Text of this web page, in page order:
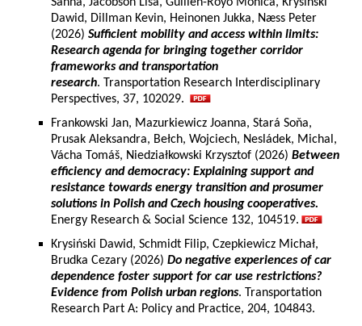
Dawid, Dillman Kevin, Heinonen Jukka, Næss Peter
(2026) Sufficient mobility and access within limits:
Research agenda for bringing together corridor
frameworks and transportation
research. Transportation Research Interdisciplinary
Perspectives, 37, 102029.
Frankowski Jan, Mazurkiewicz Joanna, Stará Soňa,
Prusak Aleksandra, Bełch, Wojciech, Nesládek, Michal,
Vácha Tomáš, Niedziałkowski Krzysztof (2026) Between
efficiency and democracy: Explaining support and
resistance towards energy transition and prosumer
solutions in Polish and Czech housing cooperatives.
Energy Research & Social Science 132, 104519.
Krysiński Dawid, Schmidt Filip, Czepkiewicz Michał,
Brudka Cezary (2026) Do negative experiences of car
dependence foster support for car use restrictions?
Evidence from Polish urban regions. Transportation
Research Part A: Policy and Practice, 204, 104843.